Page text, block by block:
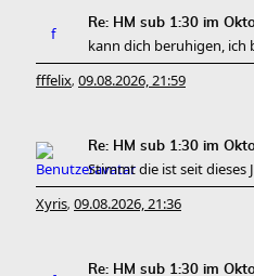
Re: HM sub 1:30 im
kann dich beruhigen, ich
fffelix, 09.08.2026, 21:59
Re: HM sub 1:30 im
Stimmt die ist seit dieses
Xyris, 09.08.2026, 21:36
Re: HM sub 1:30 im